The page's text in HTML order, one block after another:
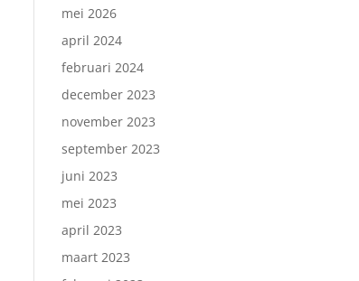
mei 2026
april 2024
februari 2024
december 2023
november 2023
september 2023
juni 2023
mei 2023
april 2023
maart 2023